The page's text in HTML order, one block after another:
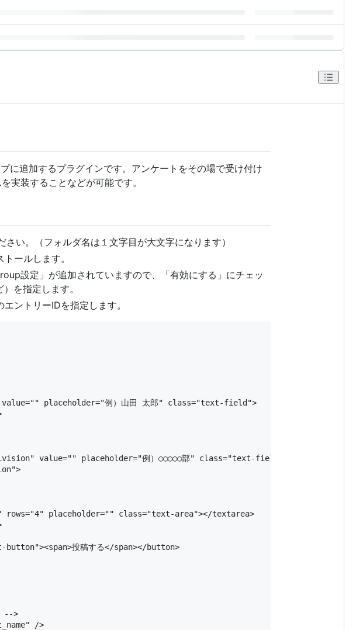
追加するプラグインです。アンケートをその場で受け付け
実装することなどが可能です。
さい。（フォルダ名は１文字目が大文字になります）
ールします。
設定」が追加されていますので、「有効にする」にチェッ
を指定します。
ントリーIDを指定します。
placeholder="例）山田 太郎" class="text-field">
value="" placeholder="例）○○○○○部" class="text-field">
placeholder="" class="text-area"></textarea>
投稿する</span></button>
-->
/>